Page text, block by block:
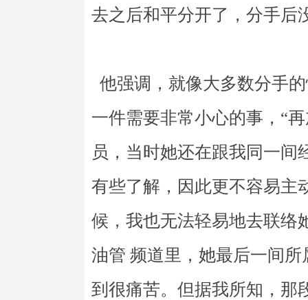
去之后和平分开了，分手后
他强调，就像大多数分手
一件需要非常小心的事，“
员，当时她还在跟我同一间
有些了解，因此更不容易主
候，我也无法轻易地去联络
油管 频道里，她最后一间
到很痛苦。但据我所知，那